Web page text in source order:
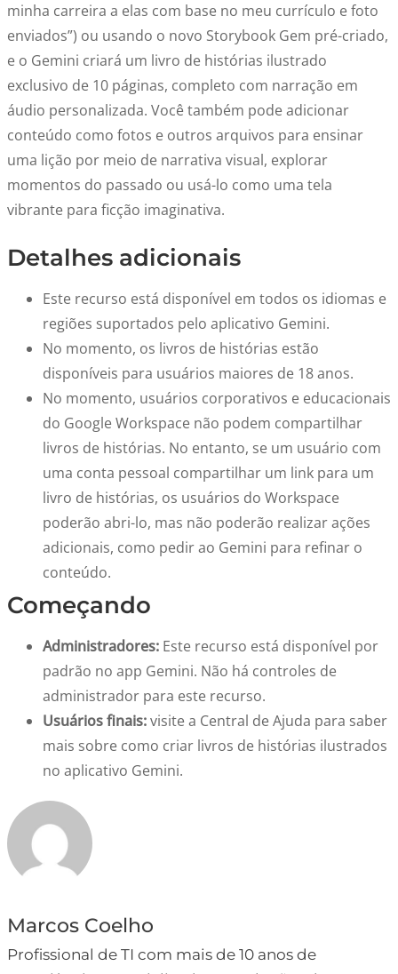
minha carreira a elas com base no meu currículo e foto
enviados”) ou usando o novo Storybook Gem pré-criado,
e o Gemini criará um livro de histórias ilustrado
exclusivo de 10 páginas, completo com narração em
áudio personalizada. Você também pode adicionar
conteúdo como fotos e outros arquivos para ensinar
uma lição por meio de narrativa visual, explorar
momentos do passado ou usá-lo como uma tela
vibrante para ficção imaginativa.
Detalhes adicionais
Este recurso está disponível em todos os idiomas e
regiões suportados pelo aplicativo Gemini.
No momento, os livros de histórias estão
disponíveis para usuários maiores de 18 anos.
No momento, usuários corporativos e educacionais
do Google Workspace não podem compartilhar
livros de histórias. No entanto, se um usuário com
uma conta pessoal compartilhar um link para um
livro de histórias, os usuários do Workspace
poderão abri-lo, mas não poderão realizar ações
adicionais, como pedir ao Gemini para refinar o
conteúdo.
Começando
Administradores: Este recurso está disponível por
padrão no app Gemini. Não há controles de
administrador para este recurso.
Usuários finais:visite a Central de Ajuda para saber
mais sobre como criar livros de histórias ilustrados
no aplicativo Gemini.
Marcos Coelho
Profissional de TI com mais de 10 anos de